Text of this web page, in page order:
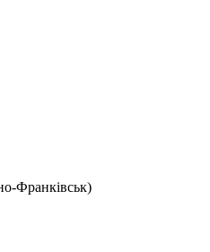
Франківськ)